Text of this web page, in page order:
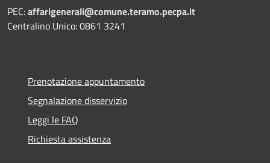
PEC:affarigenerali@comune.teramo.pecpa.it
Centralino Unico: 0861 3241
Prenotazione appuntamento
Segnalazione disservizio
Leggi le FAQ
Richiesta assistenza